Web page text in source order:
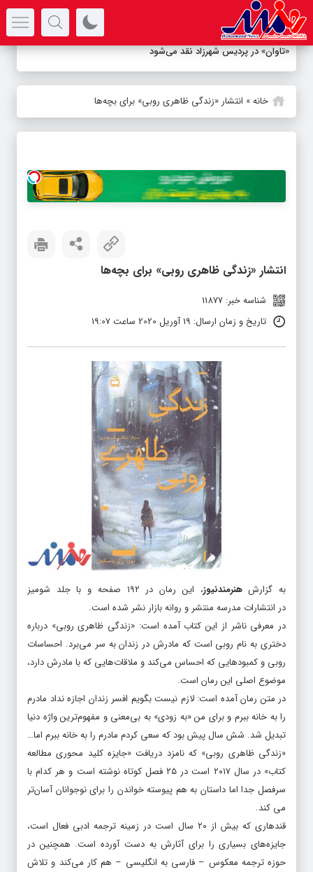
«تاوان» در پردیس شهرزاد نقد می‌شود
خانه» انتشار «زندگی ظاهری روبی» برای بچه‌ها
انتشار «زندگی ظاهری روبی» برای بچه‌ها
شناسه خبر: 11877
تاریخ و زمان ارسال: 19 آوریل 2020 ساعت 19:07
به گزارشهنرمندنیوز
، این رمان در ۱۹۲ صفحه و با جلد شومیز
در انتشارات مدرسه منتشر و روانه بازار نشر شده است.
در معرفی ناشر از این کتاب آمده است: «زندگی ظاهری روبی» درباره
دختری به نام روبی است که مادرش در زندان به سر می‌برد. احساسات
روبی و کمبودهایی که احساس می‌کند و ملاقات‌هایی که با مادرش دارد،
موضوع اصلی این رمان است.
در متن رمان آمده است: لازم نیست بگویم افسر زندان اجازه نداد مادرم
را به خانه ببرم و برای من «به زودی» به بی‌معنی و مفهوم‌ترین واژه دنیا
تبدیل شد. شش سال پیش بود که سعی کردم مادرم را به خانه ببرم اما…
«زندگی ظاهری روبی» که نامزد دریافت «جایزه کلید محوری مطالعه
کتاب» در سال ۲۰۱۷ است در ۲۵ فصل کوتاه نوشته است و هر کدام با
سرفصل جدا اما داستان به هم پیوسته خواندن را برای نوجوانان آسان‌تر
می کند.
قندهاری که بیش از ۲۰ سال است در زمینه ترجمه ادبی فعال است،
جایزه‌های بسیاری را برای آثارش به دست آورده است. همچنین در
حوزه ترجمه معکوس – فارسی به انگلیسی – هم کار می‌کند و تلاش